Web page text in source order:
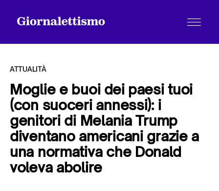
Tutti gli articoli
Chi siamo
ATTUALITÀ
Moglie e buoi dei paesi tuoi
(con suoceri annessi): i
genitori di Melania Trump
diventano americani grazie a
una normativa che Donald
voleva abolire